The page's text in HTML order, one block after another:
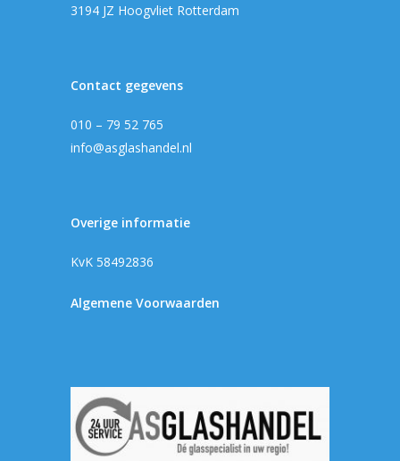
3194 JZ Hoogvliet Rotterdam
Contact gegevens
010 – 79 52 765
info@asglashandel.nl
Overige informatie
KvK 58492836
Algemene Voorwaarden